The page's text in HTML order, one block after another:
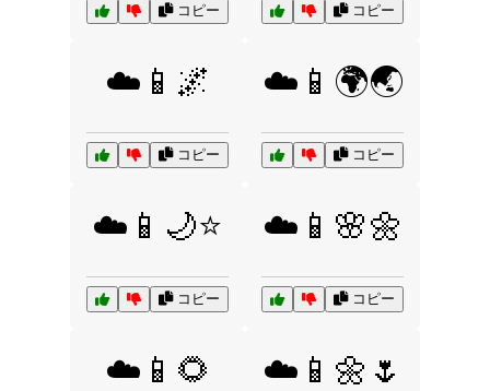
コピー コピー
☁️📱🌌
コピー
☁️📱🌍🌏
コピー
☁️📱🌙⭐
コピー
☁️📱🌸🌼
コピー
☁️📱🌻 ☁️📱🌼🌷